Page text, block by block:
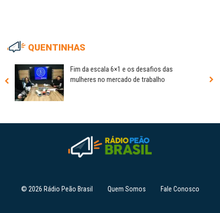
QUENTINHAS
Fim da escala 6×1 e os desafios das
mulheres no mercado de trabalho
© 2026 Rádio Peão Brasil Quem Somos Fale Conosco